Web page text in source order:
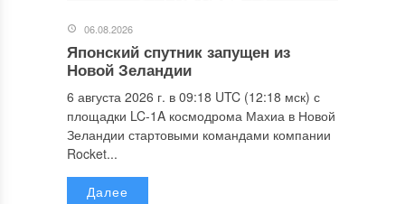
06.08.2026
Японский спутник запущен из
Новой Зеландии
6 августа 2026 г. в 09:18 UTC (12:18 мск) с
площадки LC-1A космодрома Махиа в Новой
Зеландии стартовыми командами компании
Rocket...
Далее